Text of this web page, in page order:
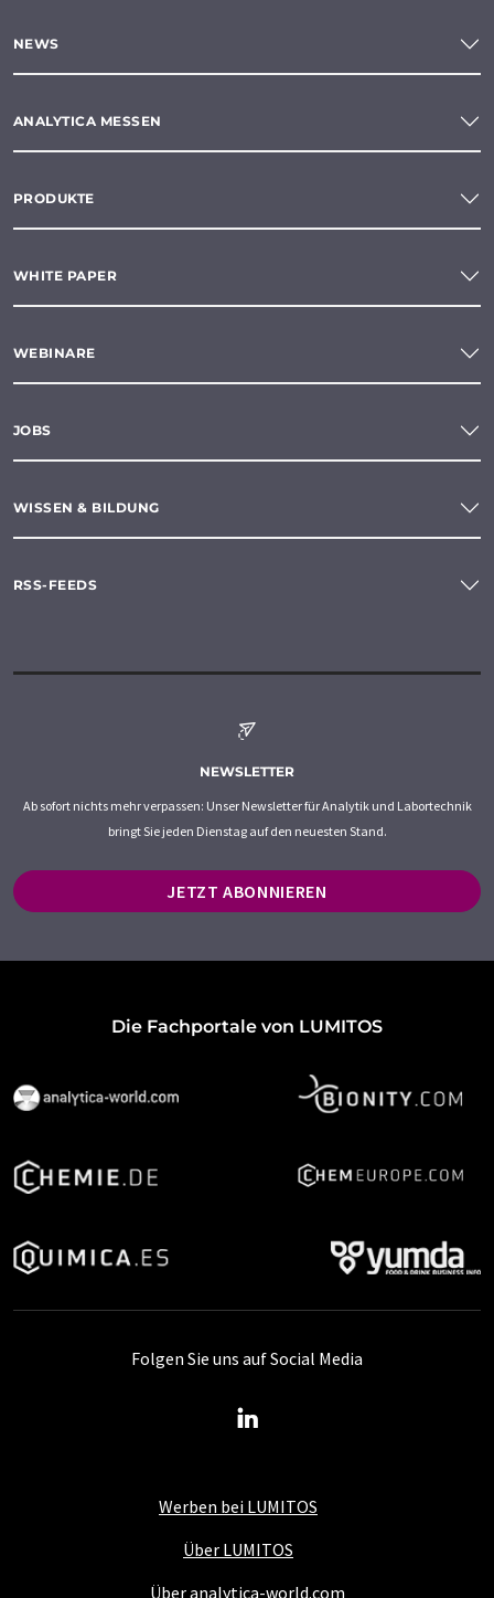
NEWS
ANALYTICA MESSEN
PRODUKTE
WHITE PAPER
WEBINARE
JOBS
WISSEN & BILDUNG
RSS-FEEDS
NEWSLETTER
Ab sofort nichts mehr verpassen: Unser Newsletter für Analytik und Labortechnik
bringt Sie jeden Dienstag auf den neuesten Stand.
JETZT ABONNIEREN
Die Fachportale von LUMITOS
Werben bei LUMITOS
Über LUMITOS
Über analytica-world.com
Folgen Sie uns auf Social Media